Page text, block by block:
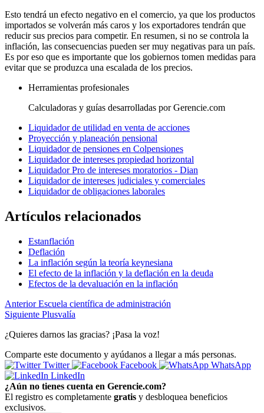
Esto tendrá un efecto negativo en el comercio, ya que los productos
importados se volverán más caros y los exportadores tendrán que
reducir sus precios para competir. En resumen, si no se controla la
inflación, las consecuencias pueden ser muy negativas para un país.
Es por eso que es importante que los gobiernos tomen medidas para
evitar que se produzca una escalada de los precios.
Herramientas profesionales
Calculadoras y guías desarrolladas por Gerencie.com
Liquidador de utilidad en venta de acciones
Proyección y planeación pensional
Liquidador de pensiones en Colpensiones
Liquidador de intereses propiedad horizontal
Liquidador Pro de intereses moratorios - Dian
Liquidador de intereses judiciales y comerciales
Liquidador de obligaciones laborales
Artículos relacionados
Estanflación
Deflación
La inflación según la teoría keynesiana
El efecto de la inflación y la deflación en la deuda
Efectos de la devaluación en la inflación
Anterior Escuela científica de administración
Siguiente Plusvalía
¿Quieres darnos las gracias? ¡Pasa la voz!
Comparte este documento y ayúdanos a llegar a más personas.
Twitter
Facebook
WhatsApp
LinkedIn
¿Aún no tienes cuenta en Gerencie.com?
El registro es completamente gratis y desbloquea beneficios
exclusivos.